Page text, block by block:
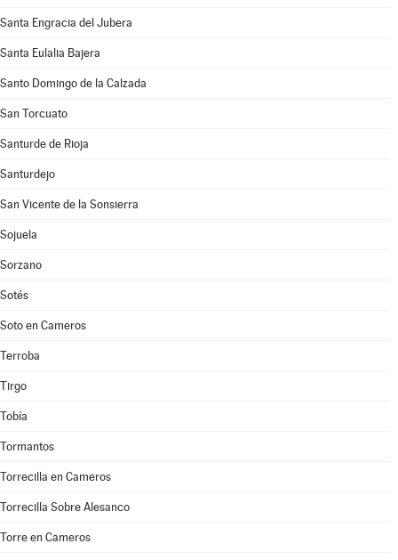
Santa Engracia del Jubera
Santa Eulalia Bajera
Santo Domingo de la Calzada
San Torcuato
Santurde de Rioja
Santurdejo
San Vicente de la Sonsierra
Sojuela
Sorzano
Sotés
Soto en Cameros
Terroba
Tirgo
Tobía
Tormantos
Torrecilla en Cameros
Torrecilla Sobre Alesanco
Torre en Cameros